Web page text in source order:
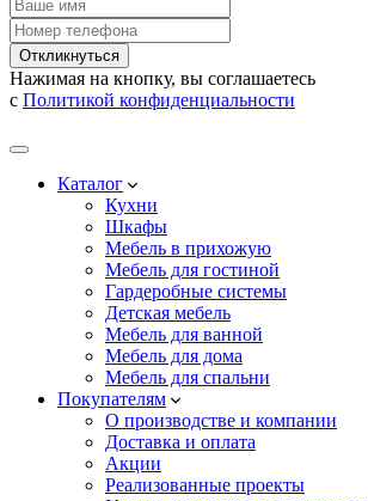
Откликнуться
Нажимая на кнопку, вы соглашаетесь
с Политикой конфиденциальности
Каталог
Кухни
Шкафы
Мебель в прихожую
Мебель для гостиной
Гардеробные системы
Детская мебель
Мебель для ванной
Мебель для дома
Мебель для спальни
Покупателям
О производстве и компании
Доставка и оплата
Акции
Реализованные проекты